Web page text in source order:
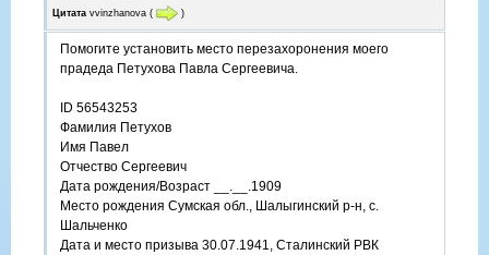
Цитата vvinzhanova ( )
Помогите установить место перезахоронения моего
прадеда Петухова Павла Сергеевича.
ID 56543253
Фамилия Петухов
Имя Павел
Отчество Сергеевич
Дата рождения/Возраст __.__.1909
Место рождения Сумская обл., Шалыгинский р-н, с.
Шальченко
Дата и место призыва 30.07.1941, Сталинский РВК